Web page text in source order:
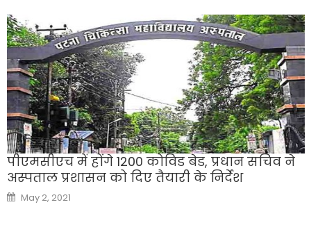
पीएमसीएच में होंगे 1200 कोविड बेड, प्रधान सचिव ने
अस्पताल प्रशासन को दिए तैयारी के निर्देश
Posted
on
May 2, 2021